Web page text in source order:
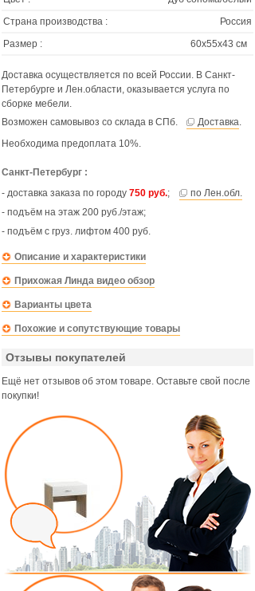
Страна производства :
Россия
Размер :
60х55х43 см
Доставка осуществляется по всей России. В Санкт-
Петербурге и Лен.области, оказывается услуга по
сборке мебели.
Возможен самовывоз со склада в СПб.
Доставка.
Необходима предоплата 10%.
Санкт-Петербург :
- доставка заказа по городу 750 руб.;
по Лен.обл.
- подъём на этаж 200 руб./этаж;
- подъём с груз. лифтом 400 руб.
Описание и характеристики
Прихожая Линда видео обзор
Варианты цвета
Похожие и сопутствующие товары
Отзывы покупателей
Ещё нет отзывов об этом товаре. Оставьте свой после
покупки!